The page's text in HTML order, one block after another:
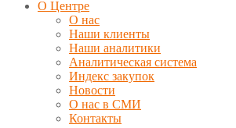
О Центре
О нас
Наши клиенты
Наши аналитики
Аналитическая система
Индекс закупок
Новости
О нас в СМИ
Контакты